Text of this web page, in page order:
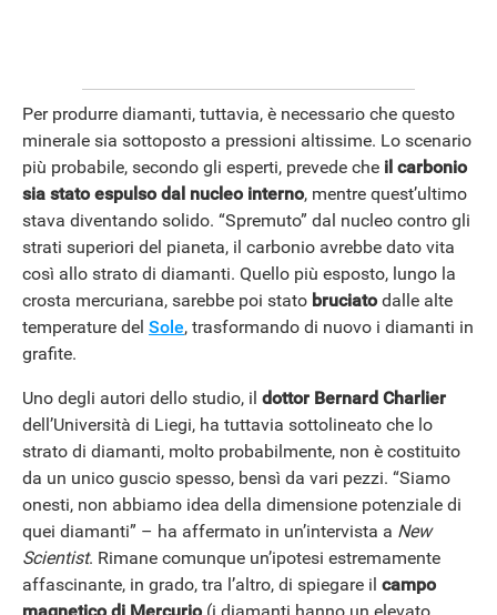
Per produrre diamanti, tuttavia, è necessario che questo
minerale sia sottoposto a pressioni altissime. Lo scenario
più probabile, secondo gli esperti, prevede che il carbonio
sia stato espulso dal nucleo interno, mentre quest’ultimo
stava diventando solido. “Spremuto” dal nucleo contro gli
strati superiori del pianeta, il carbonio avrebbe dato vita
così allo strato di diamanti. Quello più esposto, lungo la
crosta mercuriana, sarebbe poi stato bruciatodalle alte
temperature del Sole, trasformando di nuovo i diamanti in
grafite.
Uno degli autori dello studio, il dottor Bernard Charlier
dell’Università di Liegi, ha tuttavia sottolineato che lo
strato di diamanti, molto probabilmente, non è costituito
da un unico guscio spesso, bensì da vari pezzi. “Siamo
onesti, non abbiamo idea della dimensione potenziale di
quei diamanti” – ha affermato in un’intervista a New
Scientist. Rimane comunque un’ipotesi estremamente
affascinante, in grado, tra l’altro, di spiegare il campo